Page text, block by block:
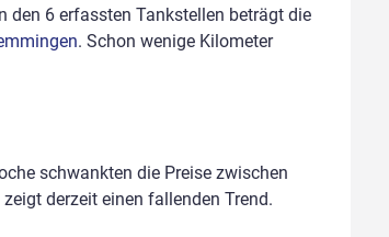
den 6 erfassten Tankstellen beträgt die
. Schon wenige Kilometer
schwankten die Preise zwischen
derzeit einen fallenden Trend.